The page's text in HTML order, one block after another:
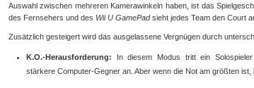
Auswahl zwischen mehreren Kamerawinkeln haben, ist das
des Fernsehers und des Wii U GamePad sieht jedes Team den Court
Zusätzlich gesteigert wird das ausgelassene Vergnügen durch
K.O.-Herausforderung:
In diesem Modus tritt ein
stärkere Computer-Gegner an. Aber wenn die Not am größten ist,